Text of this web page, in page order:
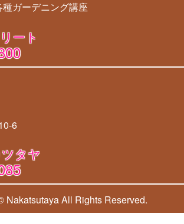
ガーデニング講座
ート
6
タヤ
NakatsutayaAll Rights Reserved.